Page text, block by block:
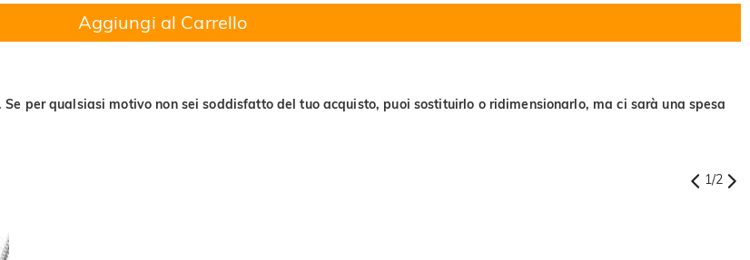
Aggiungi al Carrello
per qualsiasi motivo non sei soddisfatto del tuo acquisto, puoi sostituirlo o ridimensionarlo, ma ci sarà una spesa
1/2